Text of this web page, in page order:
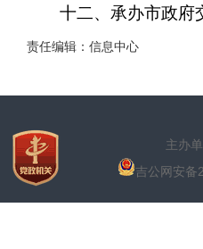
十二、承办市政府
责任编辑：信息中心
主办
吉公网安备